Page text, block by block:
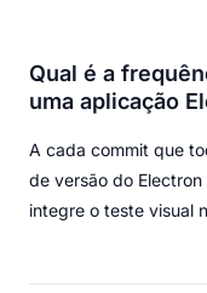
Qual é a
uma aplicação
A cada commit que
de versão do
integre o teste visual